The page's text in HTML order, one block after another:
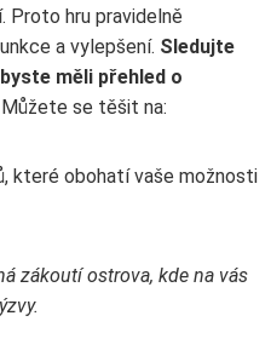
Proto hru pravidelně
a vylepšení. Sledujte
měli přehled o
Můžete se těšit na:
které obohatí vaše možnosti
zákoutí ostrova, kde na vás